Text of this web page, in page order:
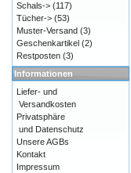
Schals-> (117)
Tücher-> (53)
Muster-Versand (3)
Geschenkartikel (2)
Restposten (3)
Informationen
Liefer- und
Versandkosten
Privatsphäre
und Datenschutz
Unsere AGBs
Kontakt
Impressum